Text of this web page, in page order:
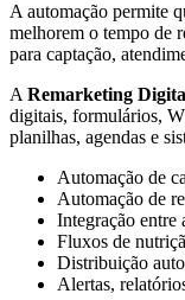
A automação permite
melhorem o tempo de
para captação,
A Remarketing
digitais, formulários,
planilhas, agendas e
Automação de
Automação de
Integração entre
Fluxos de
Distribuição
Alertas,